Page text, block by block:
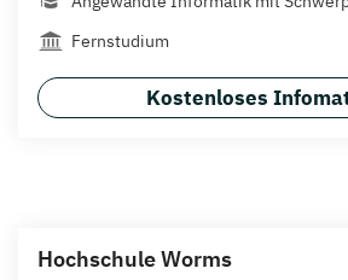
Fernstudium
Kostenloses
Hochschule Worms